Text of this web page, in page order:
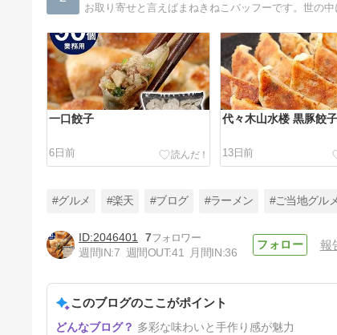
一口餃子
6日前
代々木山水楼 黒豚餃子
13日前
48日前
#グルメ #楽天 #ブログ #ラーメン #ご当地グルメ
2046401
7
週間IN:7 週間OUT:41 月間IN:36
報
このブログのここがポイント
多彩な味わいと手作り感が魅力